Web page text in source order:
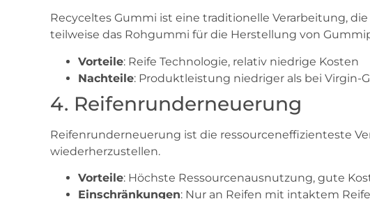
Recyceltes Gummi ist eine traditionelle Verarbeitung,
teilweise das Rohgummi für die Herstellung von
Vorteile: Reife Technologie, relativ niedrige Kosten
Nachteile: Produktleistung niedriger als bei
4. Reifenrunderneuerung
Reifenrunderneuerung ist die ressourceneffizienteste
wiederherzustellen.
Vorteile: Höchste Ressourcenausnutzung, gute
Einschränkungen: Nur an Reifen mit intaktem